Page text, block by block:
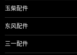
玉柴配件
东风配件
三一配件